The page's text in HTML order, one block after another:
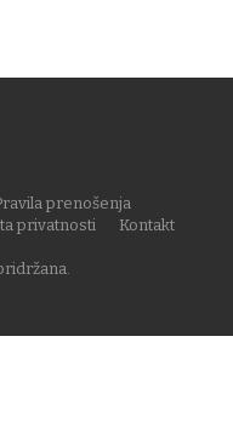
prenošenja
privatnosti
Kontakt